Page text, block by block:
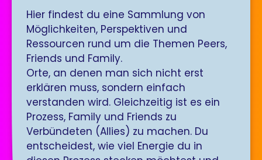
Hier findest du eine Sammlung von
Möglichkeiten, Perspektiven und
Ressourcen rund um die Themen Peers,
Friends und Family.
Orte, an denen man sich nicht erst
erklären muss, sondern einfach
verstanden wird. Gleichzeitig ist es ein
Prozess, Family und Friends zu
Verbündeten (Allies) zu machen. Du
entscheidest, wie viel Energie du in